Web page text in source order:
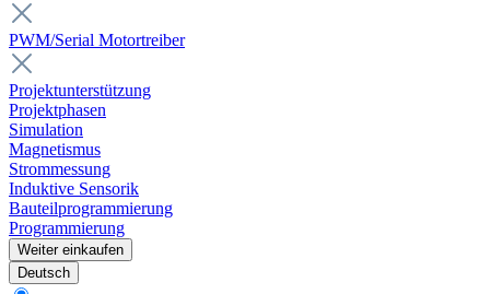
PWM/Serial Motortreiber
Projektunterstützung
Projektphasen
Simulation
Magnetismus
Strommessung
Induktive Sensorik
Bauteilprogrammierung
Programmierung
Weiter einkaufen
Deutsch